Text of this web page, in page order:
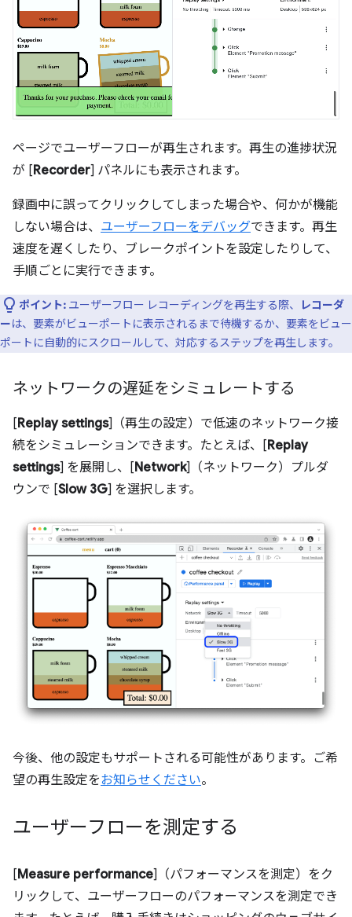
ページでユーザーフローが再生されます。再生の進捗状況
が [Recorder] パネルにも表示されます。
録画中に誤ってクリックしてしまった場合や、何かが機能
しない場合は、 ユーザーフローをデバッグできます。再生
速度を遅くしたり、ブレークポイントを設定したりして、
手順ごとに実行できます。
ポイント: ユーザーフロー レコーディングを再生する際、
レコーダ
ーは、要素がビューポートに表示されるまで待機するか、要素をビュー
ポートに自動的にスクロールして、対応するステップを再生します。
ネットワークの遅延をシミュレートする
[Replay settings]（再生の設定）で低速のネットワーク接
続をシミュレーションできます。たとえば、[Replay
settings] を展開し、[Network]（ネットワーク）プルダ
ウンで [Slow 3G] を選択します。
今後、他の設定もサポートされる可能性があります。ご希
望の再生設定をお知らせください。
ユーザーフローを測定する
[Measure performance]（パフォーマンスを測定）をク
リックして、ユーザーフローのパフォーマンスを測定でき